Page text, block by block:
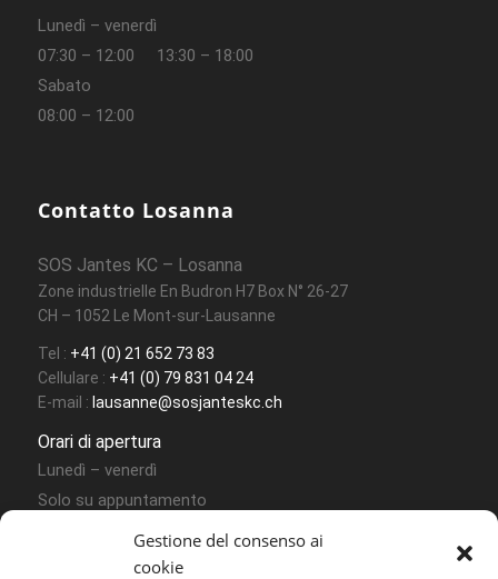
Gestione del consenso ai
cookie
Lunedì – venerdì
07:30 – 12:00
13:30 – 18:00
Sabato
08:00 – 12:00
Contatto Losanna
SOS Jantes KC – Losanna
Zone industrielle En Budron H7 Box N° 26-27
CH – 1052 Le Mont-sur-Lausanne
Tel : +41 (0) 21 652 73 83
Cellulare : +41 (0) 79 831 04 24
E-mail : lausanne@sosjanteskc.ch
Orari di apertura
Lunedì – venerdì
Solo su appuntamento